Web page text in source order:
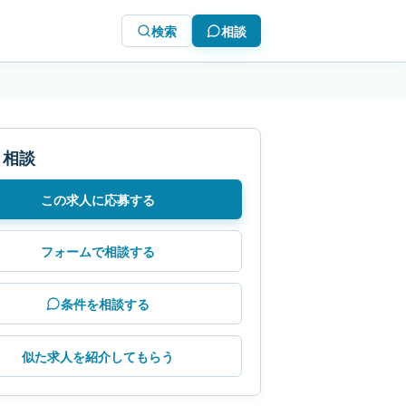
検索 相談
談
この求人に応募する
フォームで相談する
条件を相談する
似た求人を紹介してもらう